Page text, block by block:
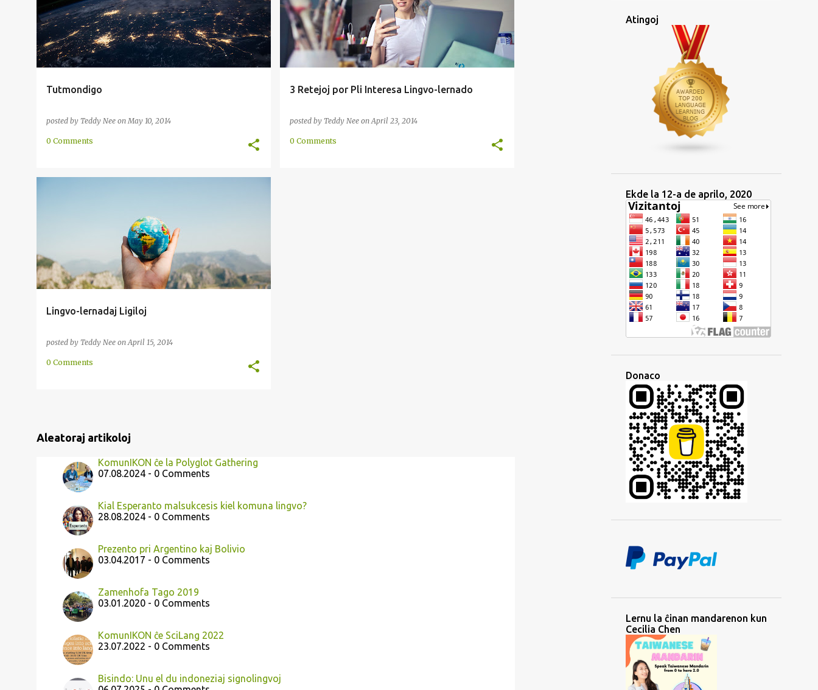
Tutmondigo
posted by Teddy Nee onMay 10, 2014
0 Comments
3 Retejoj por Pli Interesa Lingvo-lernado
posted by Teddy Nee onApril 23, 2014
ITALA
0 Comments
Lingvo-lernadaj Ligiloj
posted by Teddy Nee onApril 15, 2014
0 Comments
Aleatoraj artikoloj
KomunIKON ĉe la Polyglot Gathering
07.08.2024 - 0 Comments
Kial Esperanto malsukcesis kiel komuna lingvo?
28.08.2024 - 0 Comments
Prezento pri Argentino kaj Bolivio
03.04.2017 - 0 Comments
Zamenhofa Tago 2019
03.01.2020 - 0 Comments
KomunIKON ĉe SciLang 2022
23.07.2022 - 0 Comments
Bisindo: Unu el du indoneziaj signolingvoj
Atingoj
Ekde la 12-a de aprilo, 2020
Donaco
Lernu la ĉinan mandarenon kun
Cecilia Chen